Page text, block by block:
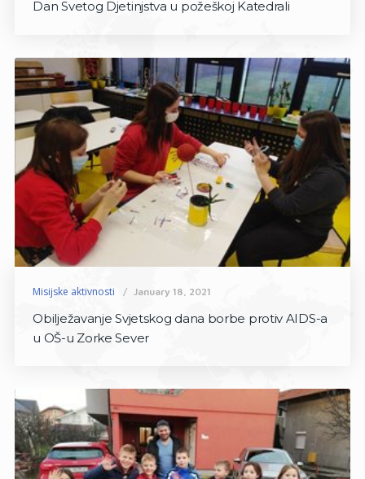
Dan Svetog Djetinjstva u požeškoj Katedrali
Misijske aktivnosti January 18, 2021
Obilježavanje Svjetskog dana borbe protiv AIDS-a
u OŠ-u Zorke Sever